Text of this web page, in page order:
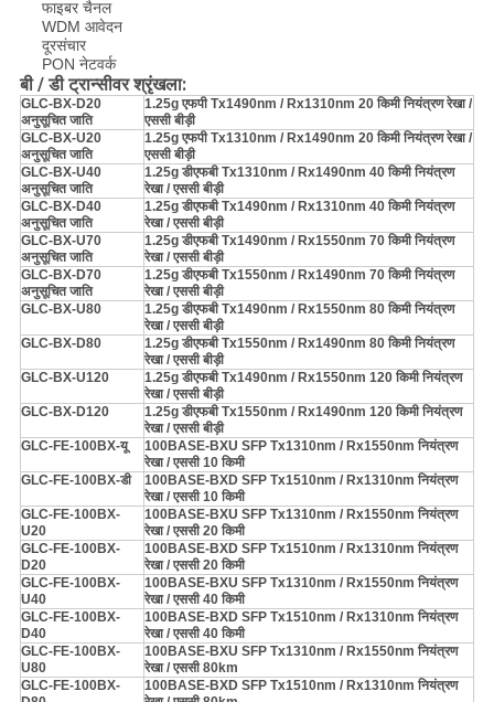
फाइबर चैनल
WDM आवेदन
दूरसंचार
PON नेटवर्क
बी / डी ट्रान्सीवर श्रृंखला:
GLC-BX-D20
अनुसूचित जाति
1.25g एफपी Tx1490nm / Rx1310nm 20 किमी नियंत्रण रेखा /
एससी बीड़ी
GLC-BX-U20
अनुसूचित जाति
1.25g एफपी Tx1310nm / Rx1490nm 20 किमी नियंत्रण रेखा /
एससी बीड़ी
GLC-BX-U40
अनुसूचित जाति
1.25g डीएफबी Tx1310nm / Rx1490nm 40 किमी नियंत्रण
रेखा / एससी बीड़ी
GLC-BX-D40
अनुसूचित जाति
1.25g डीएफबी Tx1490nm / Rx1310nm 40 किमी नियंत्रण
रेखा / एससी बीड़ी
GLC-BX-U70
अनुसूचित जाति
1.25g डीएफबी Tx1490nm / Rx1550nm 70 किमी नियंत्रण
रेखा / एससी बीड़ी
GLC-BX-D70
अनुसूचित जाति
1.25g डीएफबी Tx1550nm / Rx1490nm 70 किमी नियंत्रण
रेखा / एससी बीड़ी
GLC-BX-U80
1.25g डीएफबी Tx1490nm / Rx1550nm 80 किमी नियंत्रण
रेखा / एससी बीड़ी
GLC-BX-D80
1.25g डीएफबी Tx1550nm / Rx1490nm 80 किमी नियंत्रण
रेखा / एससी बीड़ी
GLC-BX-U120
1.25g डीएफबी Tx1490nm / Rx1550nm 120 किमी नियंत्रण
रेखा / एससी बीड़ी
GLC-BX-D120
1.25g डीएफबी Tx1550nm / Rx1490nm 120 किमी नियंत्रण
रेखा / एससी बीड़ी
GLC-FE-100BX-यू
100BASE-BXU SFP Tx1310nm / Rx1550nm नियंत्रण
रेखा / एससी 10 किमी
GLC-FE-100BX-डी
100BASE-BXD SFP Tx1510nm / Rx1310nm नियंत्रण
रेखा / एससी 10 किमी
GLC-FE-100BX-
U20
100BASE-BXU SFP Tx1310nm / Rx1550nm नियंत्रण
रेखा / एससी 20 किमी
GLC-FE-100BX-
D20
100BASE-BXD SFP Tx1510nm / Rx1310nm नियंत्रण
रेखा / एससी 20 किमी
GLC-FE-100BX-
U40
100BASE-BXU SFP Tx1310nm / Rx1550nm नियंत्रण
रेखा / एससी 40 किमी
GLC-FE-100BX-
D40
100BASE-BXD SFP Tx1510nm / Rx1310nm नियंत्रण
रेखा / एससी 40 किमी
GLC-FE-100BX-
U80
100BASE-BXU SFP Tx1310nm / Rx1550nm नियंत्रण
रेखा / एससी 80km
GLC-FE-100BX-
100BASE-BXD SFP Tx1510nm / Rx1310nm नियंत्रण